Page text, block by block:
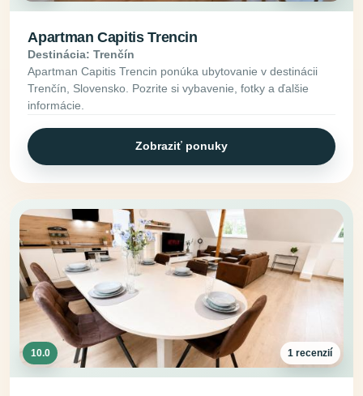
Apartman Capitis Trencin
Destinácia: Trenčín
Apartman Capitis Trencin ponúka ubytovanie v destinácii
Trenčín, Slovensko. Pozrite si vybavenie, fotky a ďalšie
informácie.
Zobraziť ponuky
10.0 1 recenzií